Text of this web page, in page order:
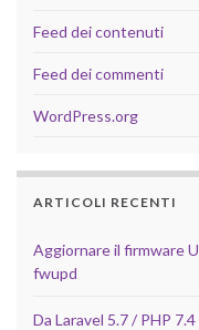
Feed dei contenuti
Feed dei commenti
WordPress.org
ARTICOLI RECENTI
Aggiornare il firmware
fwupd
Da Laravel 5.7 / PHP